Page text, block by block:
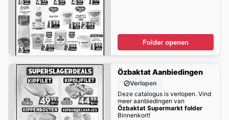
Folder openen
Özbaktat Aanbiedingen
Verlopen
Deze catalogus is verlopen. Vind
meer aanbiedingen van
Özbaktat Supermarkt folder
Binnenkort!